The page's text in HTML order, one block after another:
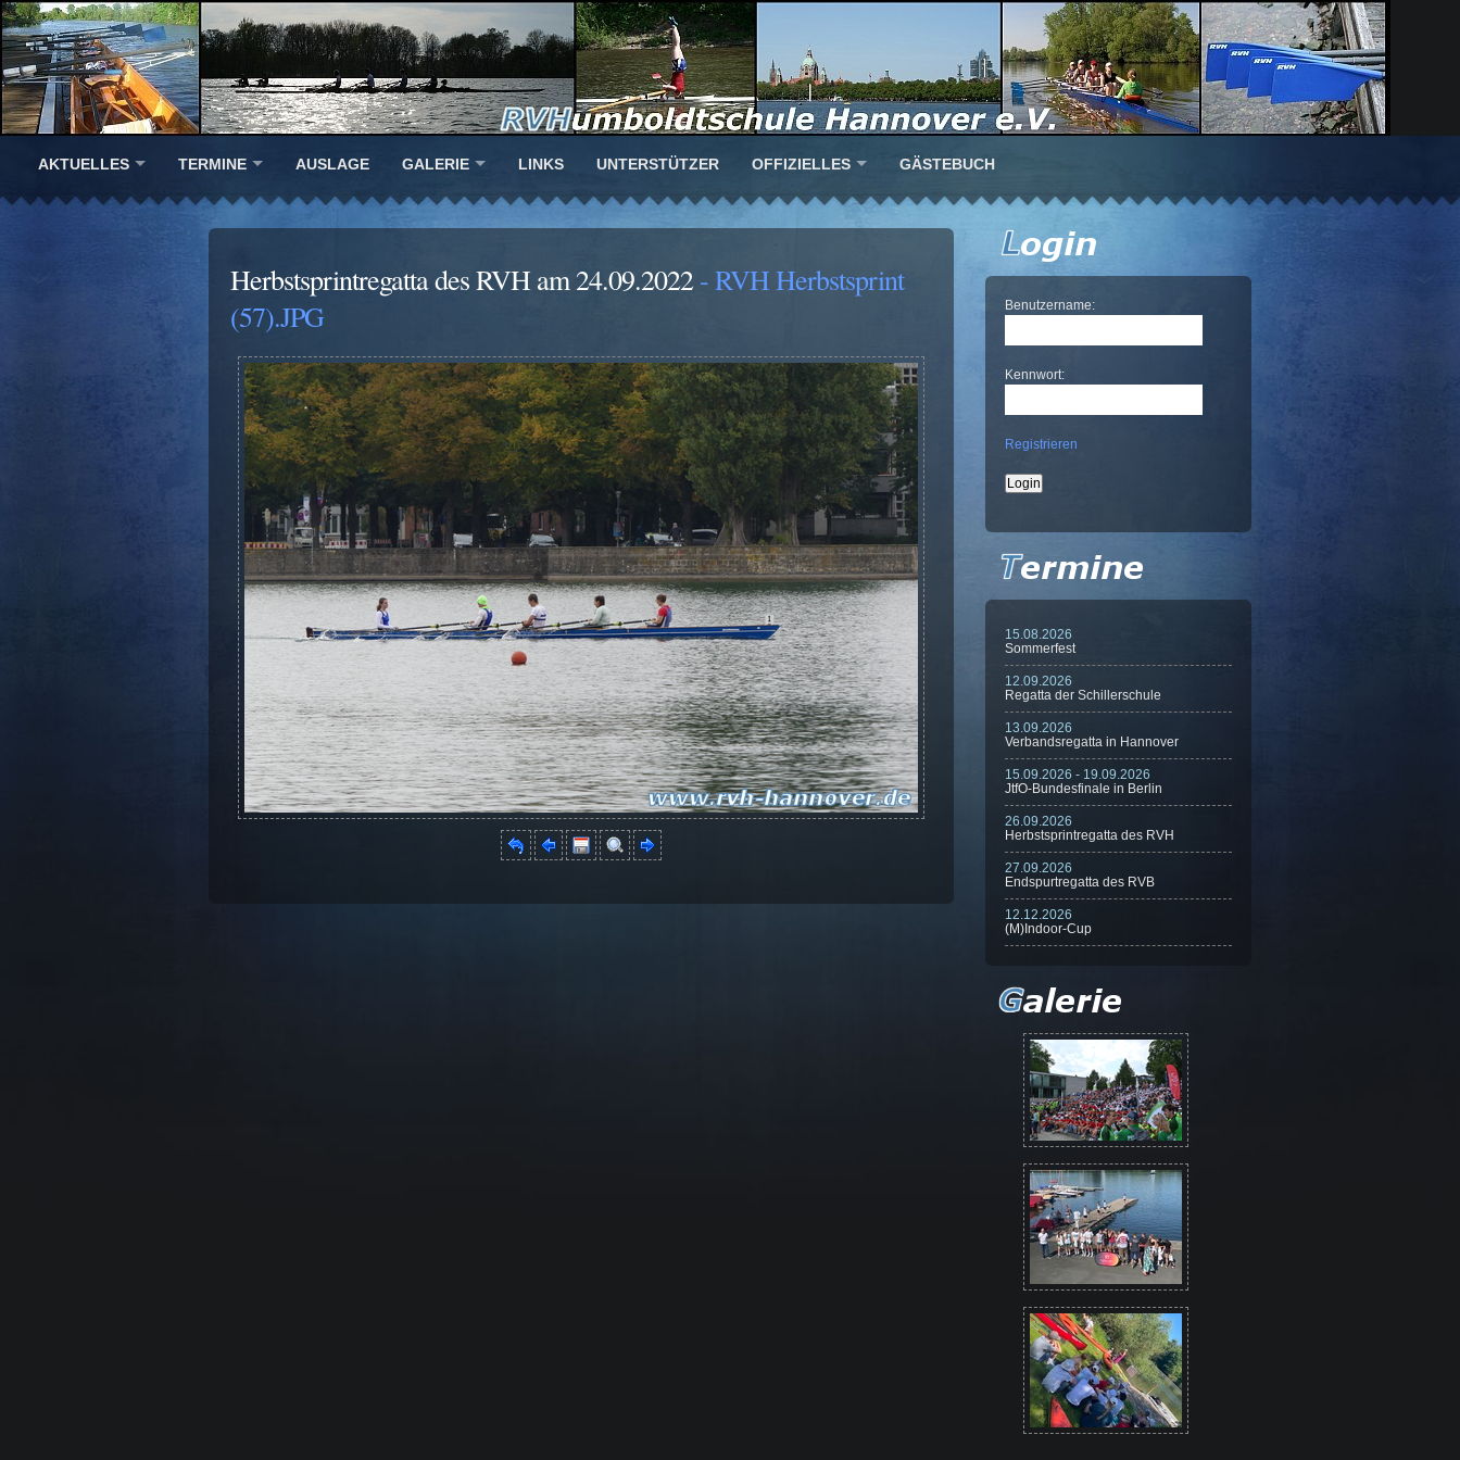
AKTUELLES TERMINE AUSLAGE GALERIE LINKS UNTERSTÜTZER OFFIZIELLES GÄSTEBUCH
Herbstsprintregatta des RVH am 24.09.2022- RVH Herbstsprint
(57).JPG
Benutzername:
Kennwort:
Registrieren
15.08.2026
Sommerfest
12.09.2026
Regatta der Schillerschule
13.09.2026
Verbandsregatta in Hannover
15.09.2026 - 19.09.2026
JtfO-Bundesfinale in Berlin
26.09.2026
Herbstsprintregatta des RVH
27.09.2026
Endspurtregatta des RVB
12.12.2026
(M)Indoor-Cup